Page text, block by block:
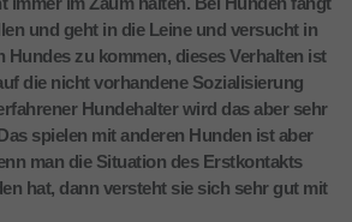
und geht in die Leine und versucht in
Hundes zu kommen, dieses Verhalten ist
die nicht vorhandene Sozialisierung
Hundehalter wird das aber sehr
spielen mit anderen Hunden ist aber
man die Situation des Erstkontakts
hat, dann versteht sie sich sehr gut mit